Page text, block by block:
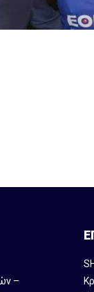
–